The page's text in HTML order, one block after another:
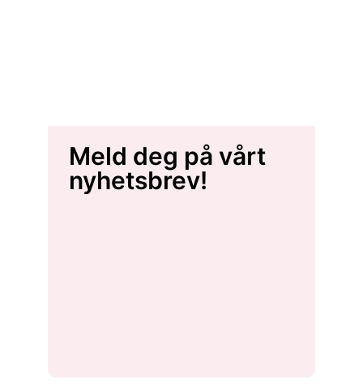
Meld deg på vårt
nyhetsbrev!